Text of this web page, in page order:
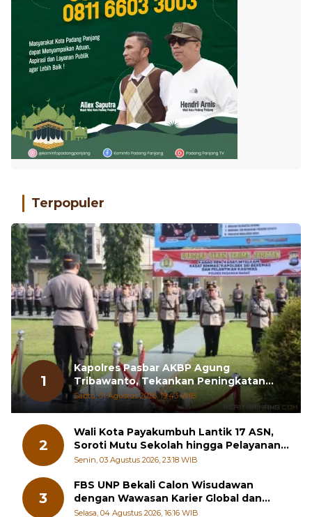
1
Kapolres Pasbar AKBP Agung
Tribawanto, Tekankan Peningkatan
Pelayanan dan Sinergi dengan
Masyarakat
Sabtu, 01 Agustus 2026, 19:43 WIB
2
Wali Kota Payakumbuh Lantik 17 ASN,
Soroti Mutu Sekolah hingga Pelayanan
RSUD
Senin, 03 Agustus 2026, 23:18 WIB
3
FBS UNP Bekali Calon Wisudawan
dengan Wawasan Karier Global dan
Kewirausahaan Kreatif
Selasa, 04 Agustus 2026, 16:16 WIB